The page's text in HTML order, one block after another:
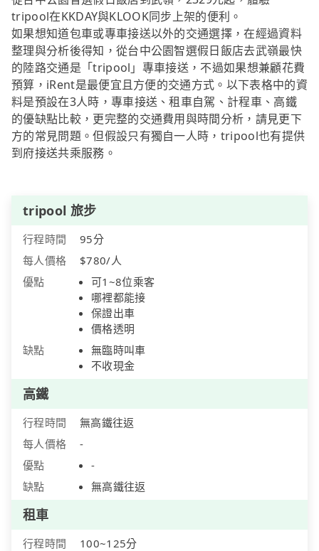
tripool在KKDAY與KLOOK同步上架的便利。
如果想知道包車或專車接送以外的交通選擇，在經過資料
整理與分析後得知，從台中公園智選假日飯店去武嶺最快
的陸路交通是「tripool」專車接送，不過如果想兼顧花費
預算，iRent是最便宜且方便的交通方式。以下表格中的資
料是預設在3人時，專車接送、租車自駕、計程車、高鐵
的優缺點比較，更完整的交通費用與時間分析，請見更下
方的常見問題。但假設只有獨自一人時，tripool也有提供
到府接送共乘服務。
tripool 旅步
行程時間
95分
每人價格
$780/人
優點
可1~8位乘客
哪裡都能接
保證出車
價格透明
缺點
無臨時叫車
不收現金
高鐵
行程時間
無高鐵往返
每人價格
-
優點
-
缺點
無高鐵往返
租車
行程時間
100~125分